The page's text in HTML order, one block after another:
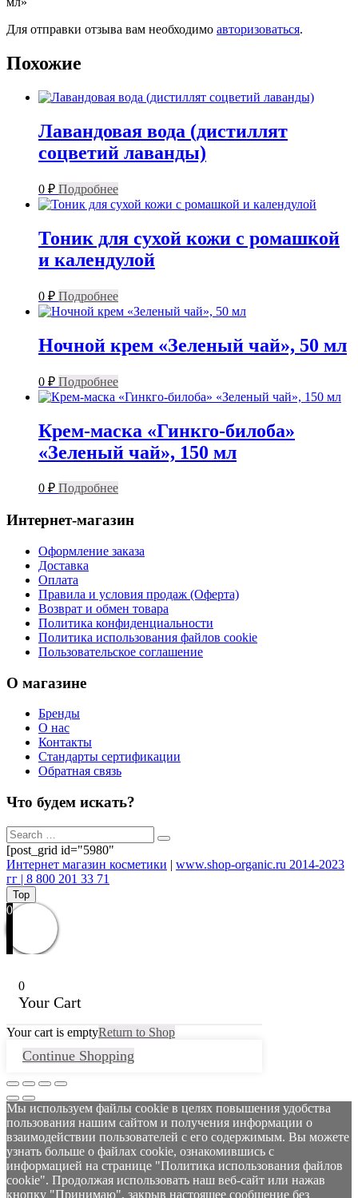
Для отправки отзыва вам необходимо авторизоваться.
Похожие
Лавандовая вода (дистиллят
соцветий лаванды)
0 ₽ Подробнее
Тоник для сухой кожи с ромашкой
и календулой
0 ₽ Подробнее
Ночной крем «Зеленый чай», 50 мл
0 ₽ Подробнее
Крем-маска «Гинкго-билоба»
«Зеленый чай», 150 мл
0 ₽ Подробнее
Интернет-магазин
Оформление заказа
Доставка
Оплата
Правила и условия продаж (Оферта)
Возврат и обмен товара
Политика конфиденциальности
Политика использования файлов cookie
Пользовательское соглашение
О магазине
Бренды
О нас
Контакты
Стандарты сертификации
Обратная связь
Что будем искать?
[post_grid id="5980"
Интернет магазин косметики | www.shop-organic.ru 2014-2023
гг | 8 800 201 33 71
Top
0
0
Your Cart
Your cart is emptyReturn to Shop
Continue Shopping
Мы используем файлы cookie в целях повышения удобства
пользования нашим сайтом и получения информации о
взаимодействии пользователей с его содержимым. Вы можете
узнать больше о файлах cookie, ознакомившись с
информацией на странице "Политика использования файлов
cookie". Продолжая использовать наш веб-сайт или нажав
кнопку "Принимаю", закрыв настоящее сообщение без